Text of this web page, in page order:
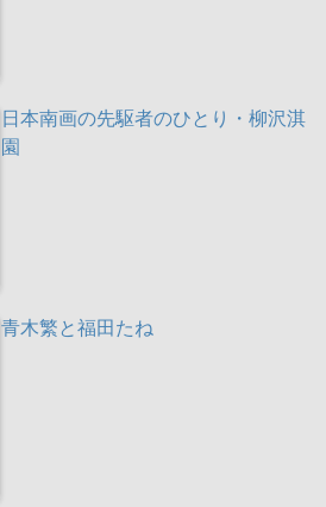
日本南画の先駆者のひとり・柳沢淇
園
青木繁と福田たね